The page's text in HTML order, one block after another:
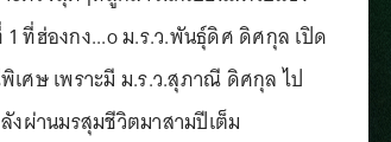
1 ที่ฮ่องกง...o ม.ร.ว.พันธุ์ดิศ ดิศกุล เปิด
ศษ เพราะมี ม.ร.ว.สุภาณี ดิศกุล ไป
งผ่านมรสุมชีวิตมาสามปีเต็ม